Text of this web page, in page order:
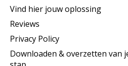
Vind hier jouw oplossing
Reviews
Privacy Policy
Downloaden & overzetten van